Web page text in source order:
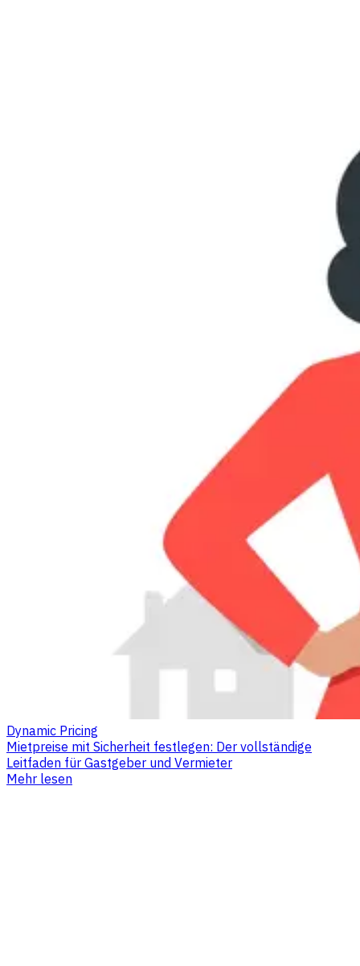
Dynamic Pricing
Mietpreise mit Sicherheit festlegen: Der vollständige
Leitfaden für Gastgeber und Vermieter
Mehr lesen